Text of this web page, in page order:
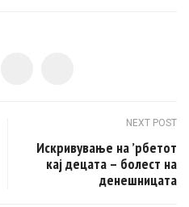
NEXT POST
Искривување на ’рбетот
кај децата – болест на
денешницата